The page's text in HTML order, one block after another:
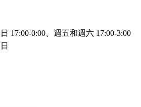
17:00-0:00、週五和週六 17:00-3:00